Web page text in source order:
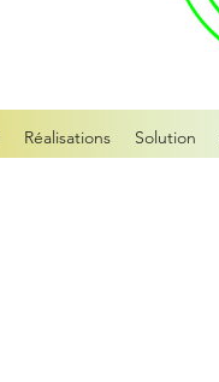
Réalisations Solution